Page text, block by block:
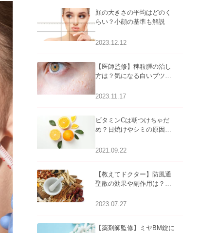
顔の大きさの平均はどのく
らい？小顔の基準も解説
2023.12.12
【医師監修】稗粒腫の治し
方は？気になる白いブツブ
アについて
2023.11.17
ビタミンCは朝つけちゃだ
め？日焼けやシミの原因に
2021.09.22
【教えてドクター】防風通
聖散の効果や副作用は？長
2023.07.27
【薬剤師監修】ミヤBM錠に